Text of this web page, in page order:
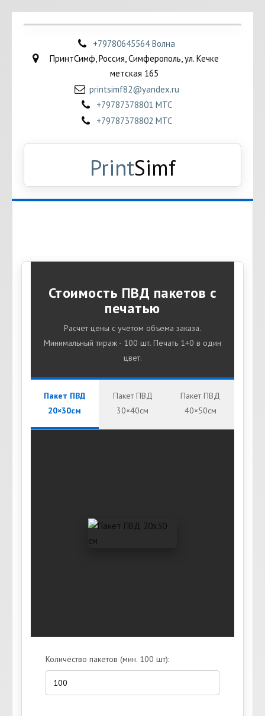
+79780645564 Волна
ПринтСимф Россия Симферополь ул. Кечке
метская 165
printsimf82@yandex.ru
+79787378801 МТС
+79787378802 МТС
PrintSimf
Стоимость ПВД пакетов с
печатью
Расчет цены с учетом объема заказа.
Минимальный тираж - 100 шт. Печать 1+0 в один
цвет.
Пакет ПВД
20×30см
Пакет ПВД
30×40см
Пакет ПВД
40×50см
Количество пакетов (мин. 100 шт):